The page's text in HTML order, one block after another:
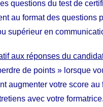
questions du test de
au format des questions
supérieur en
aux réponses du
de points » lorsque
augmenter votre score
avec votre formatrice.